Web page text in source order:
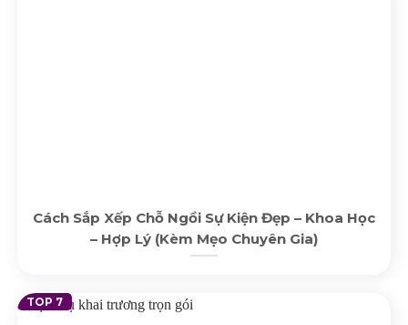
Cách Sắp Xếp Chỗ Ngồi Sự Kiện Đẹp – Khoa Học
– Hợp Lý (Kèm Mẹo Chuyên Gia)